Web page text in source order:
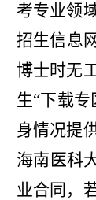
考专业领
招生信息
博士时无
生“下载专
身情况提
海南医科
业合同，